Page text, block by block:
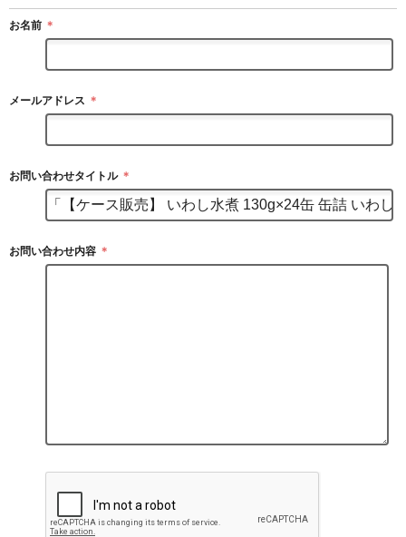
お名前 ＊
メールアドレス ＊
お問い合わせタイトル ＊
お問い合わせ内容 ＊